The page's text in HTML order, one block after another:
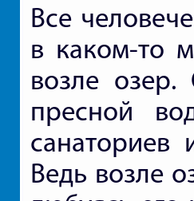
Все
в каком-то
возле озер.
пресной
Ведь возле